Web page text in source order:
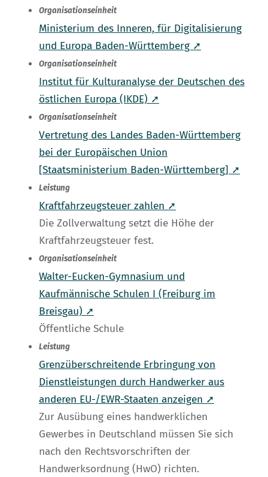
Organisationseinheit
Ministerium des Inneren, für Digitalisierung
und Europa Baden-Württemberg ➚
Organisationseinheit
Institut für Kulturanalyse der Deutschen des
östlichen Europa (IKDE) ➚
Organisationseinheit
Vertretung des Landes Baden-Württemberg
bei der Europäischen Union
[Staatsministerium Baden-Württemberg] ➚
Leistung
Kraftfahrzeugsteuer zahlen ➚
Die Zollverwaltung setzt die Höhe der
Kraftfahrzeugsteuer fest.
Organisationseinheit
Walter-Eucken-Gymnasium und
Kaufmännische Schulen I (Freiburg im
Breisgau) ➚
Öffentliche Schule
Leistung
Grenzüberschreitende Erbringung von
Dienstleistungen durch Handwerker aus
anderen EU-/EWR-Staaten anzeigen ➚
Zur Ausübung eines handwerklichen
Gewerbes in Deutschland müssen Sie sich
nach den Rechtsvorschriften der
Handwerksordnung (HwO) richten.